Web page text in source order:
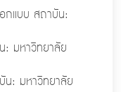
กแบบ สถาบัน:
มหาวิทยาลัย
: มหาวิทยาลัย